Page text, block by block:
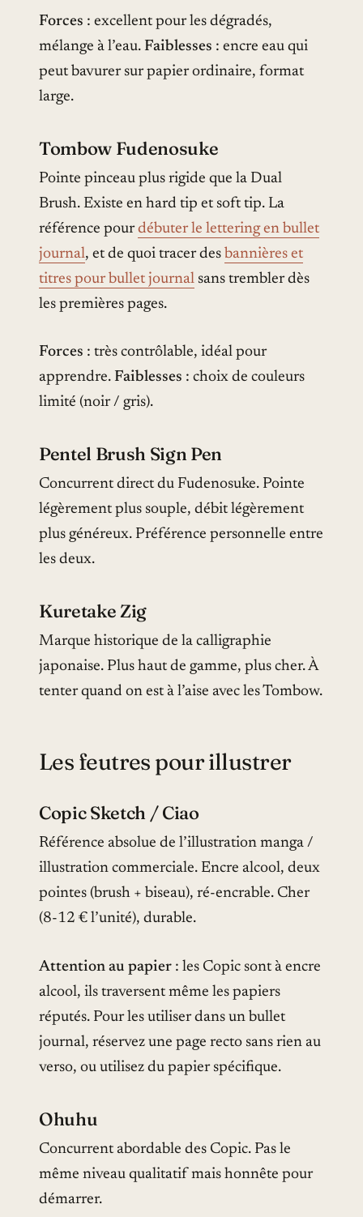
Forces : excellent pour les dégradés,
mélange à l’eau. Faiblesses : encre eau qui
peut bavurer sur papier ordinaire, format
large.
Tombow Fudenosuke
Pointe pinceau plus rigide que la Dual
Brush. Existe en hard tip et soft tip. La
référence pourdébuter le lettering en bullet
journal, et de quoi tracer des bannières et
titres pour bullet journal sans trembler dès
les premières pages.
Forces : très contrôlable, idéal pour
apprendre. Faiblesses : choix de couleurs
limité (noir / gris).
Pentel Brush Sign Pen
Concurrent direct du Fudenosuke. Pointe
légèrement plus souple, débit légèrement
plus généreux. Préférence personnelle entre
les deux.
Kuretake Zig
Marque historique de la calligraphie
japonaise. Plus haut de gamme, plus cher. À
tenter quand on est à l’aise avec les Tombow.
Les feutres pour illustrer
Copic Sketch / Ciao
Référence absolue de l’illustration manga /
illustration commerciale. Encre alcool, deux
pointes (brush + biseau), ré-encrable. Cher
(8-12 € l’unité), durable.
Attention au papier : les Copic sont à encre
alcool, ils traversent même les papiers
réputés. Pour les utiliser dans un bullet
journal, réservez une page recto sans rien au
verso, ou utilisez du papier spécifique.
Ohuhu
Concurrent abordable des Copic. Pas le
même niveau qualitatif mais honnête pour
démarrer.